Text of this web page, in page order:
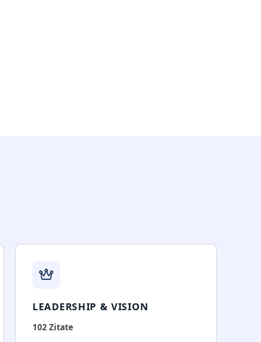
LEADERSHIP & VISION
102Zitate